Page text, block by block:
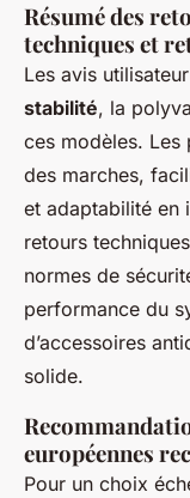
Résumé des
techniques et
Les avis
stabilité, la
ces modèles.
des marches,
et adaptabilité en
retours
normes de
performance du
d’accessoires
solide.
européennes
Pour un choix